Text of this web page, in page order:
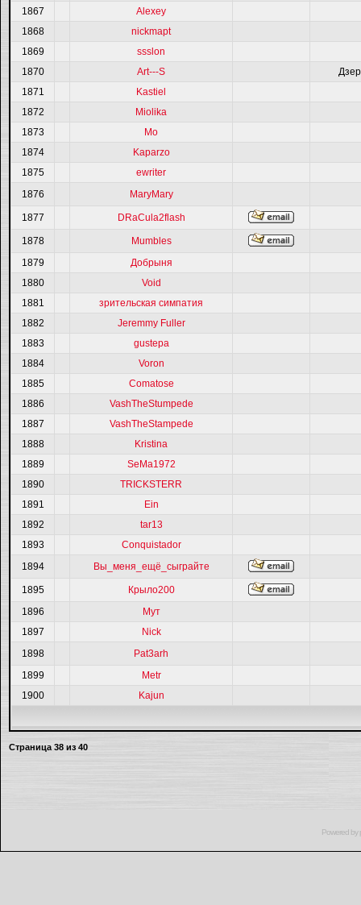
1867
Alexey
1868
nickmapt
1869
ssslon
1870
Art---S
1871
Kastiel
1872
Miolika
1873
Mo
1874
Kaparzo
1875
ewriter
1876
MaryMary
1877 DRaCula2flash
1878 Mumbles
1879
Добрыня
1880
Void
1881
зрительская симпатия
1882
Jeremmy Fuller
1883
gustepa
1884
Voron
1885
Comatose
1886
VashTheStumpede
1887
VashTheStampede
1888
Kristina
1889
SeMa1972
1890
TRICKSTERR
1891
Ein
1892
tar13
1893
Conquistador
1894
Вы_меня_ещё_сыграйте
1895
Крыло200
1896
Мут
1897
Nick
1898
Pat3arh
1899
Metr
1900
Kajun
Страница 38 из 40
Powered by